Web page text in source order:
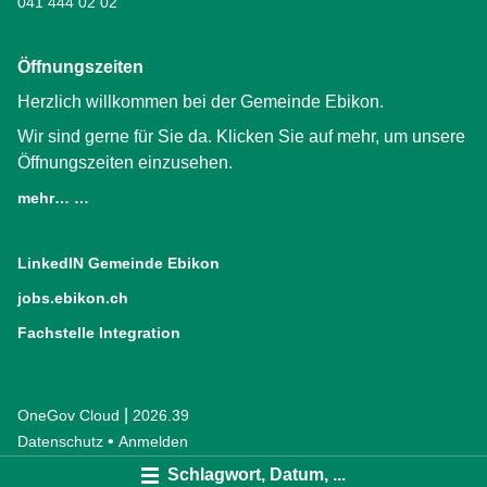
Schlagwort, Datum, ...
Öffnungszeiten
Herzlich willkommen bei der Gemeinde Ebikon.
Wir sind gerne für Sie da. Klicken Sie auf mehr, um unsere
Öffnungszeiten einzusehen.
mehr… …
LinkedIN Gemeinde Ebikon
jobs.ebikon.ch
Fachstelle Integration
OneGov Cloud (External Link)
2026.39
Datenschutz (External Link)
Anmelden